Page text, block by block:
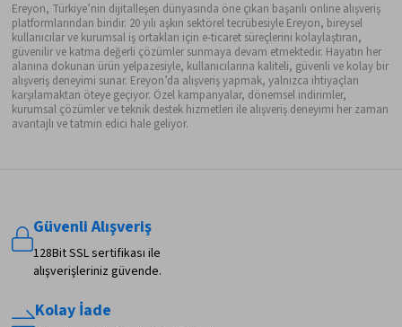
Ereyon, Türkiye’nin dijitalleşen dünyasında öne çıkan başarılı online alışveriş
platformlarından biridir. 20 yılı aşkın sektörel tecrübesiyle Ereyon, bireysel
kullanıcılar ve kurumsal iş ortakları için e-ticaret süreçlerini kolaylaştıran,
güvenilir ve katma değerli çözümler sunmaya devam etmektedir. Hayatın her
alanına dokunan ürün yelpazesiyle, kullanıcılarına kaliteli, güvenli ve kolay bir
alışveriş deneyimi sunar. Ereyon’da alışveriş yapmak, yalnızca ihtiyaçları
karşılamaktan öteye geçiyor. Özel kampanyalar, dönemsel indirimler,
kurumsal çözümler ve teknik destek hizmetleri ile alışveriş deneyimi her zaman
avantajlı ve tatmin edici hale geliyor.
Güvenli Alışveriş
128Bit SSL sertifikası ile
alışverişleriniz güvende.
Kolay İade